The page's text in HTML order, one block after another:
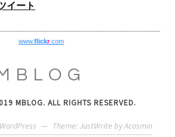
イート
www.flickr.com
MBLOG. ALL RIGHTS RESERVED.
— Theme: JustWrite byAcosmin